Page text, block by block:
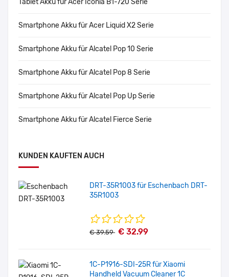
Tablet Akku für Acer Iconia B1-720 Serie
Smartphone Akku für Acer Liquid X2 Serie
Smartphone Akku für Alcatel Pop 10 Serie
Smartphone Akku für Alcatel Pop 8 Serie
Smartphone Akku für Alcatel Pop Up Serie
Smartphone Akku für Alcatel Fierce Serie
KUNDEN KAUFTEN AUCH
DRT-35R1003 für Eschenbach DRT-
35R1003
€ 39.59 € 32.99
1C-P1916-SDI-25R für Xiaomi
Handheld Vacuum Cleaner 1C